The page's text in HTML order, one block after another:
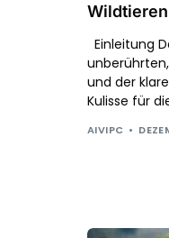
Einleitung
und der
Kulisse für
AIVIPC